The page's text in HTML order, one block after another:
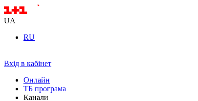
UA
RU
Вхід в кабінет
Онлайн
ТБ програма
Канали